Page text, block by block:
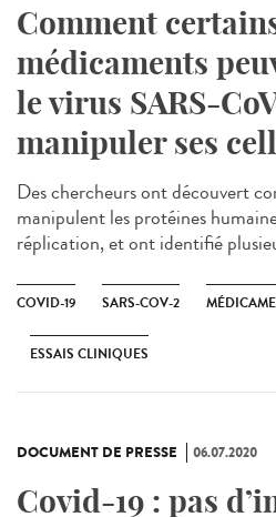
Comment
médicaments
le virus SARS-
manipuler ses
Des chercheurs ont découvert
manipulent les protéines
réplication, et ont identifié
COVID-19 SARS-COV-2
ESSAIS CLINIQUES
DOCUMENT DE PRESSE 06.07.2020
Covid-19 : pas